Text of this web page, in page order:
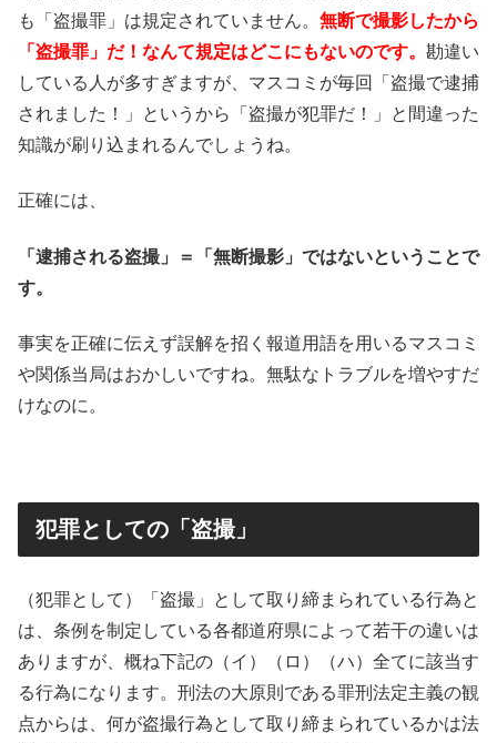
も「盗撮罪」は規定されていません。 無断で撮影したから
「盗撮罪」だ！なんて規定はどこにもないのです。 勘違い
している人が多すぎますが、マスコミが毎回「盗撮で逮捕
されました！」というから「盗撮が犯罪だ！」と間違った
知識が刷り込まれるんでしょうね。
正確には、
「逮捕される盗撮」＝「無断撮影」ではないということで
す。
事実を正確に伝えず誤解を招く報道用語を用いるマスコミ
や関係当局はおかしいですね。無駄なトラブルを増やすだ
けなのに。
犯罪としての「盗撮」
（犯罪として）「盗撮」として取り締まられている行為と
は、条例を制定している各都道府県によって若干の違いは
ありますが、概ね下記の（イ）（ロ）（ハ）全てに該当す
る行為になります。刑法の大原則である罪刑法定主義の観
点からは、何が盗撮行為として取り締まられているかは法